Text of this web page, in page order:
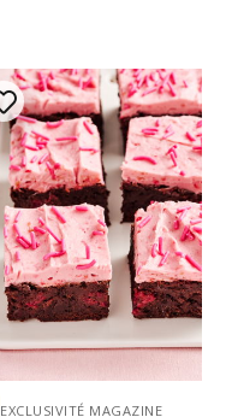
EXCLUSIVITÉ MAGAZINE